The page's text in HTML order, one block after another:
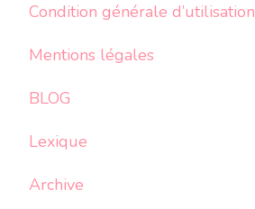
Condition générale d’utilisation
Mentions légales
BLOG
Lexique
Archive